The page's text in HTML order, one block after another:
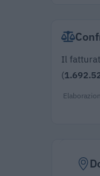
Il
(